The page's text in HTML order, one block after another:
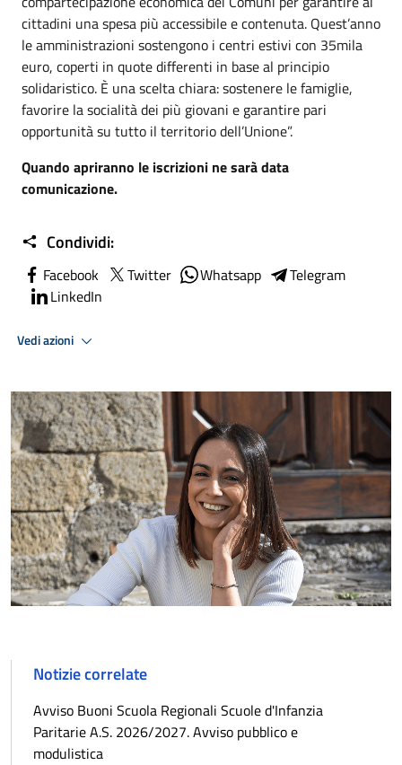
cittadini una spesa più accessibile e contenuta. Quest’anno
le amministrazioni sostengono i centri estivi con 35mila
euro, coperti in quote differenti in base al principio
solidaristico. È una scelta chiara: sostenere le famiglie,
favorire la socialità dei più giovani e garantire pari
opportunità su tutto il territorio dell’Unione”.
Quando apriranno le iscrizioni ne sarà data
comunicazione.
Condividi:
Facebook Twitter Whatsapp
Telegram
LinkedIn
Vedi azioni
Notizie correlate
Avviso Buoni Scuola Regionali Scuole d'Infanzia
Paritarie A.S. 2026/2027. Avviso pubblico e
modulistica